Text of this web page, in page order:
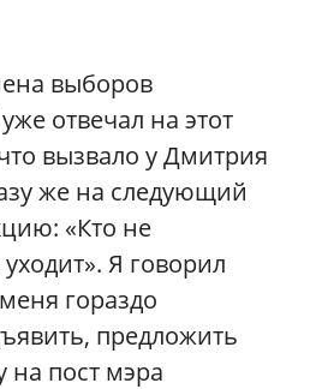
выборов
отвечал на этот
вызвало у Дмитрия
же на следующий
«Кто не
Я говорил
гораздо
предложить
на пост мэра